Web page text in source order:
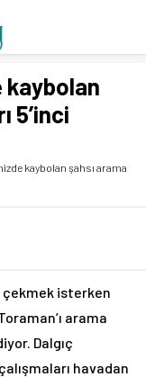
kaybolan
5’inci
kaybolan şahsı arama
isterken
arama
Dalgıç
havadan